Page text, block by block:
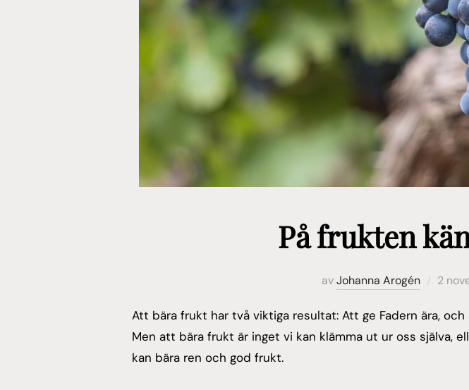
På frukten
avJohanna Arogén 2
Att bära frukt har två viktiga resultat: Att ge Fadern ära,
Men att bära frukt är inget vi kan klämma ut ur oss själva,
kan bära ren och god frukt.